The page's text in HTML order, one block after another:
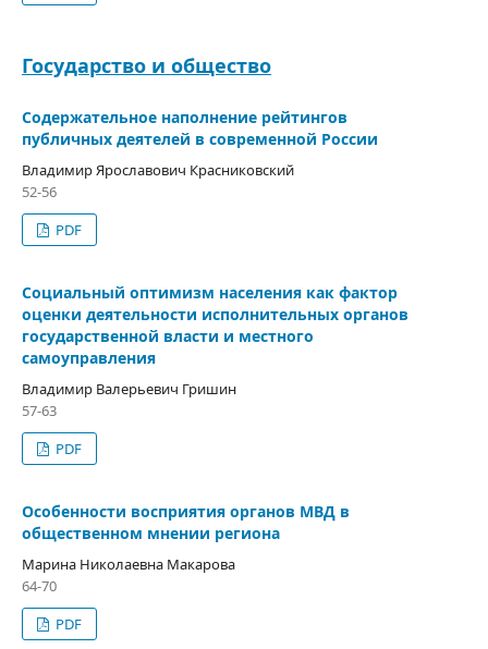
Государство и общество
Содержательное наполнение рейтингов
публичных деятелей в современной России
Владимир Ярославович Красниковский
52-56
PDF
Социальный оптимизм населения как фактор
оценки деятельности исполнительных органов
государственной власти и местного
самоуправления
Владимир Валерьевич Гришин
57-63
PDF
Особенности восприятия органов МВД в
общественном мнении региона
Марина Николаевна Макарова
64-70
PDF